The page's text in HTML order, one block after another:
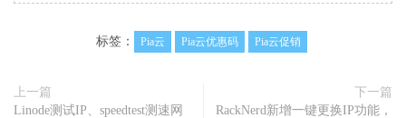
标签： Pia云 Pia云优惠码 Pia云促销
上一篇
Linode测试IP、speedtest测速网
下一篇
RackNerd新增一键更换IP功能，